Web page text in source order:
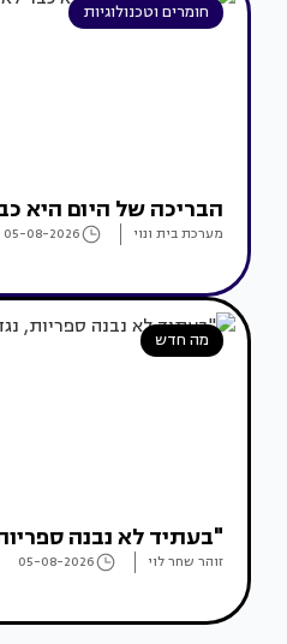
חומרים וטכנולוגיות
הבריכה של היום היא
מערכת בית ונוי 05-08-2026
מה חדש
"בעתיד לא נבנה
זוהר שחר לוי 05-08-2026